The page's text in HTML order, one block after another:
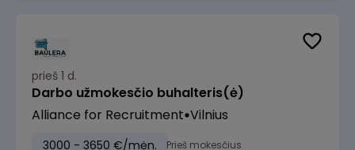
prieš 1 d.
Darbo užmokesčio buhalteris(ė)
Alliance for Recruitment Vilnius
3000 - 3650 €/mėn. Prieš mokesčius